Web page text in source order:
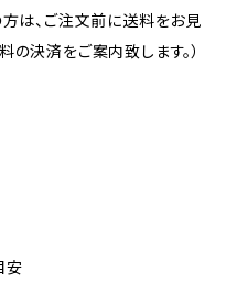
は、ご注文前に送料をお見
決済をご案内致します。）
安